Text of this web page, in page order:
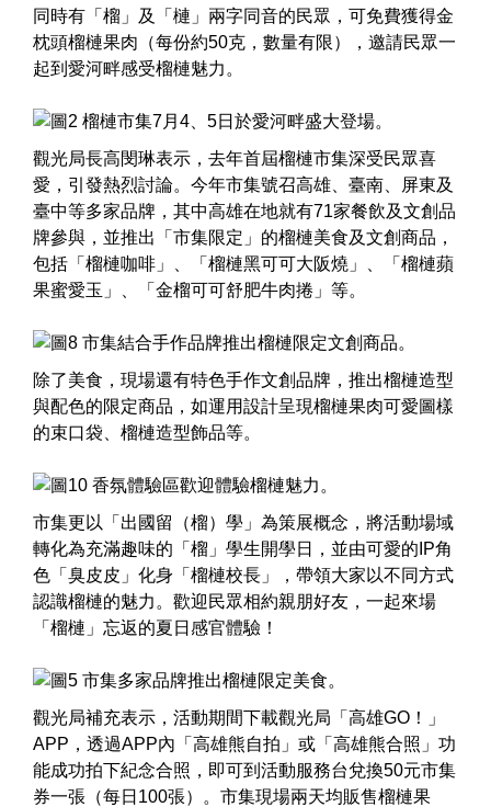
同時有「榴」及「槤」兩字同音的民眾，可免費獲得金
枕頭榴槤果肉（每份約50克，數量有限），邀請民眾一
起到愛河畔感受榴槤魅力。
觀光局長高閔琳表示，去年首屆榴槤市集深受民眾喜
愛，引發熱烈討論。今年市集號召高雄、臺南、屏東及
臺中等多家品牌，其中高雄在地就有71家餐飲及文創品
牌參與，並推出「市集限定」的榴槤美食及文創商品，
包括「榴槤咖啡」、「榴槤黑可可大阪燒」、「榴槤蘋
果蜜愛玉」、「金榴可可舒肥牛肉捲」等。
除了美食，現場還有特色手作文創品牌，推出榴槤造型
與配色的限定商品，如運用設計呈現榴槤果肉可愛圖樣
的束口袋、榴槤造型飾品等。
市集更以「出國留（榴）學」為策展概念，將活動場域
轉化為充滿趣味的「榴」學生開學日，並由可愛的IP角
色「臭皮皮」化身「榴槤校長」，帶領大家以不同方式
認識榴槤的魅力。歡迎民眾相約親朋好友，一起來場
「榴槤」忘返的夏日感官體驗！
觀光局補充表示，活動期間下載觀光局「高雄GO！」
APP，透過APP內「高雄熊自拍」或「高雄熊合照」功
能成功拍下紀念合照，即可到活動服務台兌換50元市集
券一張（每日100張）。市集現場兩天均販售榴槤果